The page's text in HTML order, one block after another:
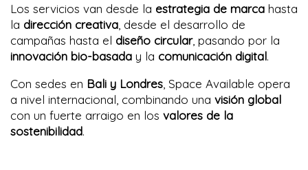
Los servicios van desde la estrategia de marca hasta
la dirección creativa , desde el desarrollo de
campañas hasta el diseño circular, pasando por la
innovación bio-basada y la comunicación digital.
Con sedes en Bali y Londres , Space Available opera
a nivel internacional, combinando una visión global
con un fuerte arraigo en los valores de la
sostenibilidad.